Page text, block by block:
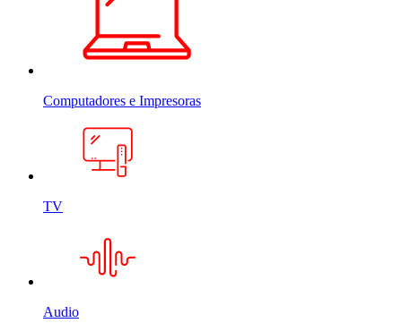
Computadores e Impresoras
TV
Audio